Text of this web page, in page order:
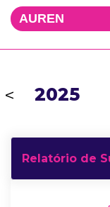
< 2025
Relatório de